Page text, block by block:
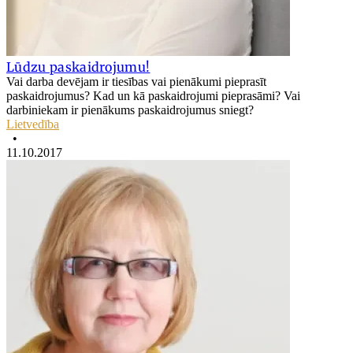
Lūdzu paskaidrojumu!
Vai darba devējam ir tiesības vai pienākumi pieprasīt
paskaidrojumus? Kad un kā paskaidrojumi pieprasāmi? Vai
darbiniekam ir pienākums paskaidrojumus sniegt?
Lietvedība
•
11.10.2017